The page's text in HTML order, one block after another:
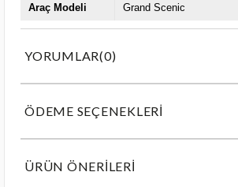
Araç Modeli Grand Scenic
YORUMLAR(0)
ÖDEME SEÇENEKLERI
ÜRÜN ÖNERILERI